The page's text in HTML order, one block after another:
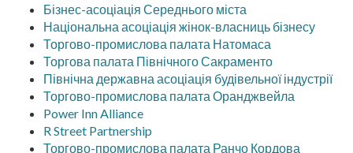
Бізнес-асоціація Середнього міста
Національна асоціація жінок-власниць бізнесу
Торгово-промислова палата Натомаса
Торгова палата Північного Сакраменто
Північна державна асоціація будівельної індустрії
Торгово-промислова палата Оранджвейла
Power Inn Alliance
R Street Partnership
Торгово-промислова палата Ранчо Кордова